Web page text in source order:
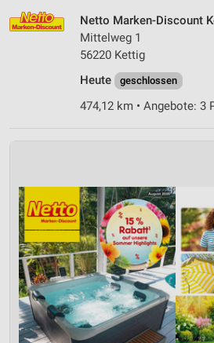
Netto Marken-Discount
Mittelweg 1
56220 Kettig
Heute
geschlossen
474,12 km • Angebote: 3